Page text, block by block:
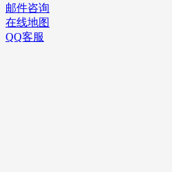
邮件咨询
在线地图
QQ客服